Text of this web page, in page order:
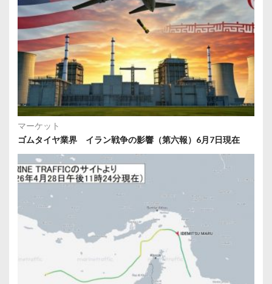
マーケット
ゴムタイヤ業界 イラン戦争の影響（第六報）6月7日現在